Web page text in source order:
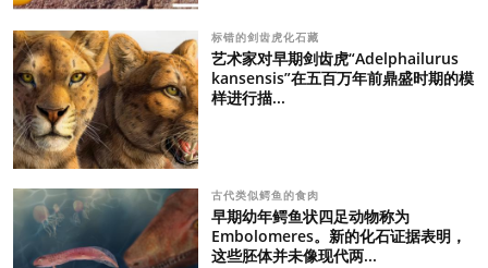
标错的剑齿虎化石藏
艺术家对早期剑齿虎“Adelphailurus
kansensis”在五百万年前鼎盛时期的模
样进行描...
古代类似鳄鱼的食肉
早期幼年鳄鱼状四足动物称为
Embolomeres。新的化石证据表明，
这些胚体并未像现代两...